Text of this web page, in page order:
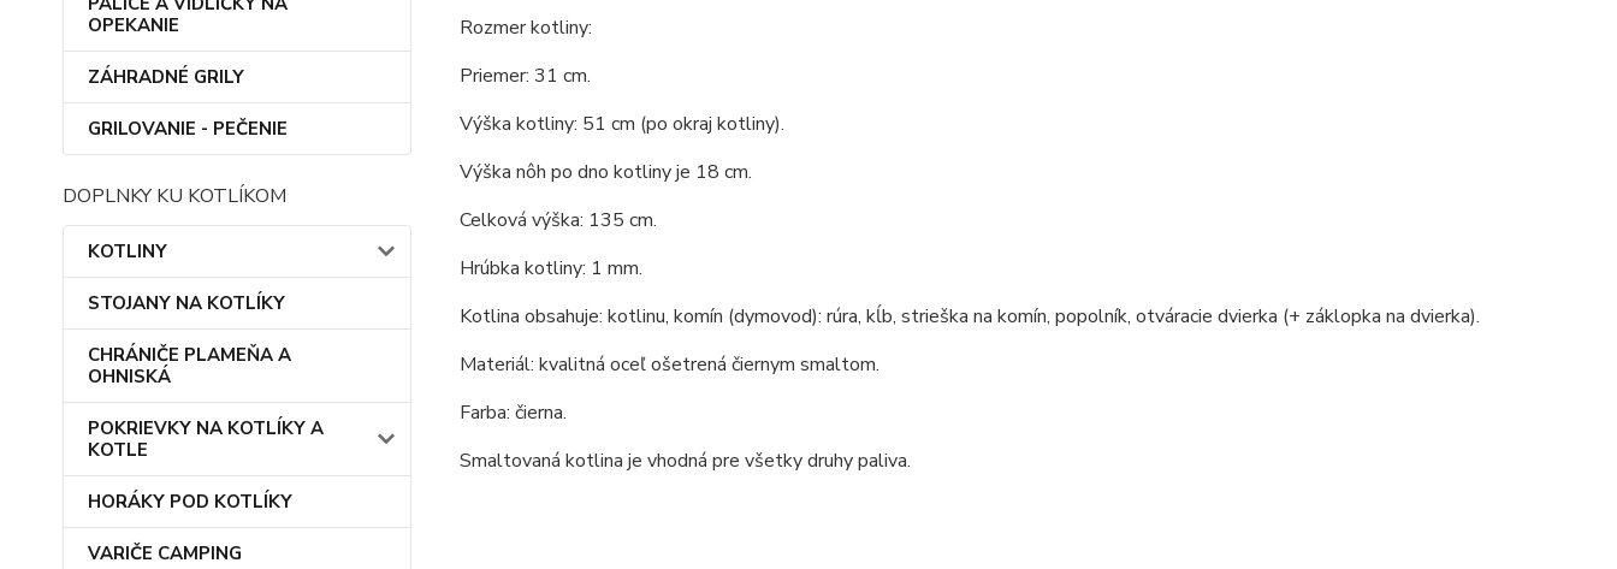
OPEKANIE
ZÁHRADNÉ GRILY
GRILOVANIE - PEČENIE
DOPLNKY KU KOTLÍKOM
KOTLINY
STOJANY NA KOTLÍKY
CHRÁNIČE PLAMEŇA A
OHNISKÁ
POKRIEVKY NA KOTLÍKY A
KOTLE
HORÁKY POD KOTLÍKY
VARIČE CAMPING
Rozmer kotliny:
Priemer: 31 cm.
Výška kotliny: 51 cm (po okraj kotliny).
Výška nôh po dno kotliny je 18 cm.
Celková výška: 135 cm.
Hrúbka kotliny: 1 mm.
Kotlina obsahuje: kotlinu, komín (dymovod): rúra, kĺb, strieška na komín, popolník, otváracie dvierka (+ záklopka na dvierka).
Materiál: kvalitná oceľ ošetrená čiernym smaltom.
Farba: čierna.
Smaltovaná kotlina je vhodná pre všetky druhy paliva.